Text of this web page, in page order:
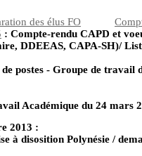
des élus FO
: Compte-rendu CAPD et
DDEEAS, CAPA-SH)/
postes - Groupe de travail
Académique du 24 mars
2013 :
à disosition Polynésie /